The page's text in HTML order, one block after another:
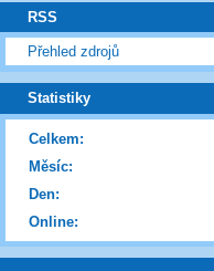
RSS
Přehled zdrojů
Statistiky
Online:
Celkem:
Měsíc:
Den: